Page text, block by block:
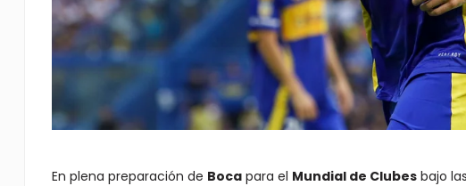
En plena preparación de Bocapara el Mundial de Clubesbajo